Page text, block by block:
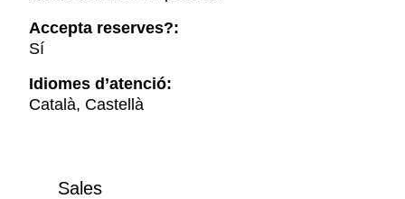
Accepta reserves?:
Sí
Idiomes d’atenció:
Català, Castellà
Sales